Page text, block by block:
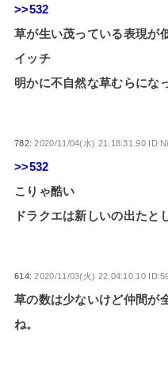
>>532
草が生い茂っている表現が
イッチ
明かに不自然な草むらにな
782:2020/11/04(水) 21:18:31.90
>>532
こりゃ酷い
ドラクエは新しいの出たと
614:2020/11/03(火) 22:04:10.10
草の数は少ないけど仲間が
ね。